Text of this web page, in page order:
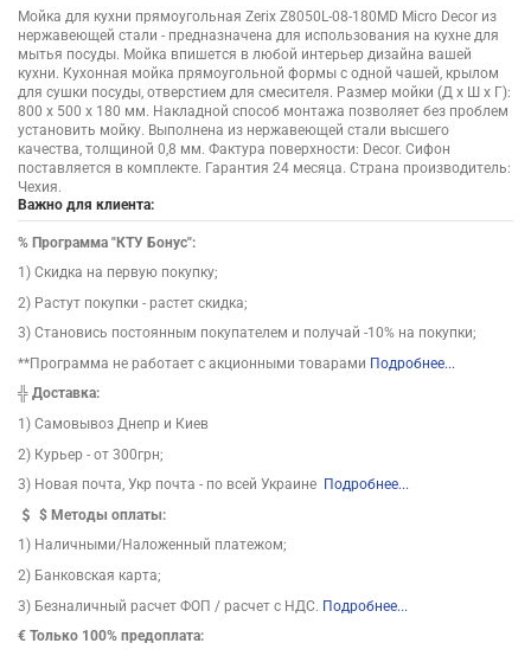
Мойка для кухни прямоугольная Zerix Z8050L-08-180MD Micro Decor из
нержавеющей стали - предназначена для использования на кухне для
мытья посуды. Мойка впишется в любой интерьер дизайна вашей
кухни. Кухонная мойка прямоугольной формы с одной чашей, крылом
для сушки посуды, отверстием для смесителя. Размер мойки (Д х Ш х Г):
800 х 500 х 180 мм. Накладной способ монтажа позволяет без проблем
установить мойку. Выполнена из нержавеющей стали высшего
качества, толщиной 0,8 мм. Фактура поверхности: Decor. Сифон
поставляется в комплекте. Гарантия 24 месяца. Страна производитель:
Чехия.
Важно для клиента:
% Программа "КТУ Бонус":
1) Скидка на первую покупку;
2) Растут покупки - растет скидка;
3) Становись постоянным покупателем и получай -10% на покупки;
**Программа не работает с акционными товарами Подробнее...
╬ Доставка:
1) Самовывоз Днепр и Киев
2) Курьер - от 300грн;
3) Новая почта, Укр почта - по всей Украине Подробнее...
$Методы оплаты:
1) Наличными/Наложенный платежом;
2) Банковская карта;
3) Безналичный расчет ФОП / расчет с НДС. Подробнее...
€ Только 100% предоплата: